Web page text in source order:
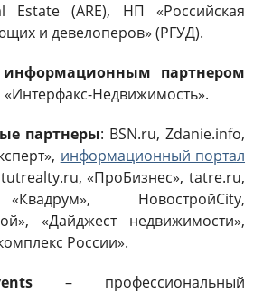
Estate (ARE), НП «Российская
и девелоперов» (РГУД).
партнером
Недвижимость».
партнеры: BSN.ru, Zdanie.info,
информационный портал
«ПроБизнес», tatre.ru,
НовостройCity,
«Дайджест недвижимости»,
России».
– профессиональный